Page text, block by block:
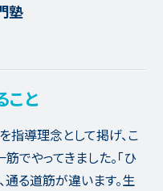
塾
こと
指導理念として掲げ、こ
でやってきました。「ひ
通る道筋が違います。生